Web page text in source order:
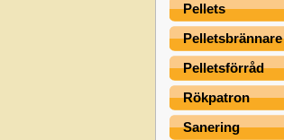
Pellets
Pelletsbrännare
Pelletsförråd
Rökpatron
Sanering